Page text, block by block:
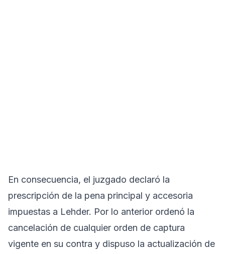
En consecuencia, el juzgado declaró la
prescripción de la pena principal y accesoria
impuestas a Lehder. Por lo anterior ordenó la
cancelación de cualquier orden de captura
vigente en su contra y dispuso la actualización de